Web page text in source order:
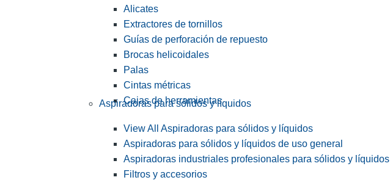
Alicates
Extractores de tornillos
Guías de perforación de repuesto
Brocas helicoidales
Palas
Cintas métricas
Cajas de herramientas
Aspiradoras para sólidos y líquidos
View All Aspiradoras para sólidos y líquidos
Aspiradoras para sólidos y líquidos de uso general
Aspiradoras industriales profesionales para sólidos y líquidos
Filtros y accesorios